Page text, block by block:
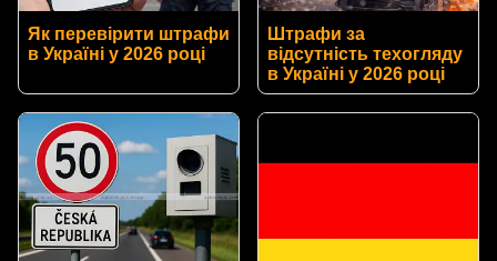
Як перевірити штрафи
в Україні у 2026 році
Штрафи за
відсутність техогляду
в Україні у 2026 році